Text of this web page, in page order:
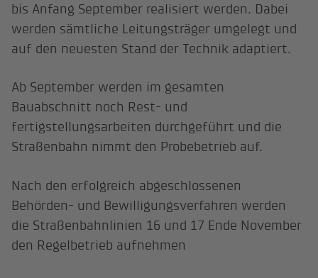
bis Anfang September realisiert werden. Dabei
werden sämtliche Leitungsträger umgelegt und
auf den neuesten Stand der Technik adaptiert.
Ab September werden im gesamten
Bauabschnitt noch Rest- und
fertigstellungsarbeiten durchgeführt und die
Straßenbahn nimmt den Probebetrieb auf.
Nach den erfolgreich abgeschlossenen
Behörden- und Bewilligungsverfahren werden
die Straßenbahnlinien 16 und 17 Ende November
den Regelbetrieb aufnehmen